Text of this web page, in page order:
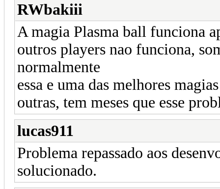
RWbakiii
A magia Plasma ball funciona
outros players nao funciona,
normalmente
essa e uma das melhores
outras, tem meses que esse
lucas911
Problema repassado aos
solucionado.